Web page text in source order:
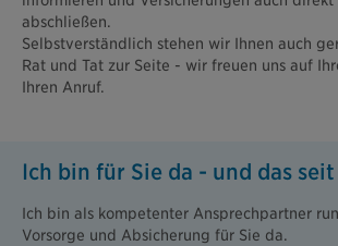
abschließen.
Selbstverständlich stehen wir Ihnen auch
Rat und Tat zur Seite - wir freuen uns auf
Ihren Anruf.
Ich bin für Sie da - und das
Ich bin als kompetenter Ansprechpartner
Vorsorge und Absicherung für Sie da.